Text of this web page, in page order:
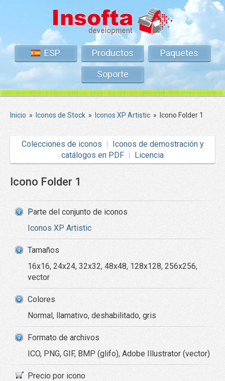
ESP Productos
Paquetes
Soporte
Inicio » Iconos de Stock » Iconos XP Artistic » Icono Folder 1
Colecciones de iconos
Iconos de demostración y
catálogos en PDF
Licencia
Icono Folder 1
Parte del conjunto de iconos
Iconos XP Artistic
Tamaños
16x16, 24x24, 32x32, 48x48, 128x128, 256x256,
vector
Colores
Normal, llamativo, deshabilitado, gris
Formato de archivos
ICO, PNG, GIF, BMP (glifo), Adobe Illustrator (vector)
Precio por icono